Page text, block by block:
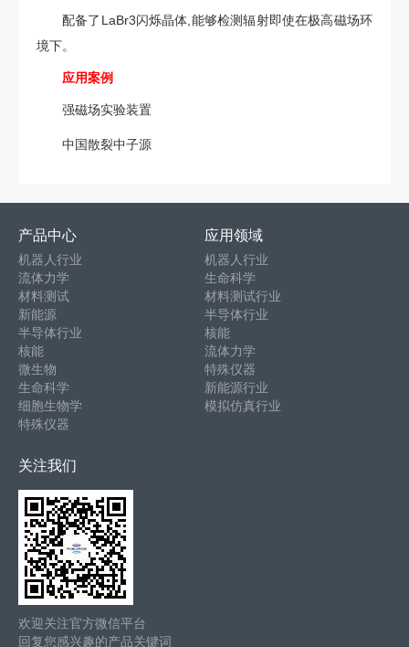
配备了LaBr3闪烁晶体,能够检测辐射即使在极高磁场环
境下。
应用案例
强磁场实验装置
中国散裂中子源
产品中心
机器人行业
流体力学
材料测试
新能源
半导体行业
核能
微生物
生命科学
细胞生物学
特殊仪器
应用领域
机器人行业
生命科学
材料测试行业
半导体行业
核能
流体力学
特殊仪器
新能源行业
模拟仿真行业
关注我们
欢迎关注官方微信平台
回复您感兴趣的产品关键词